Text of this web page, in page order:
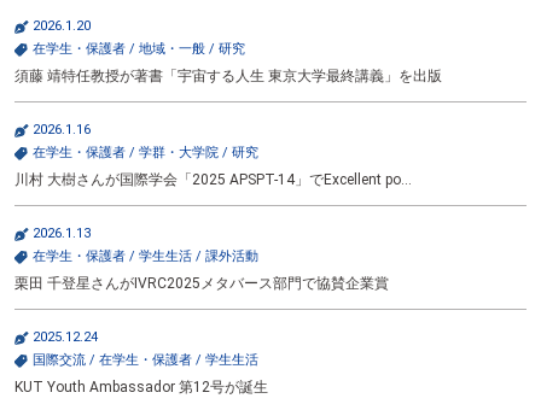
2026.1.20
在学生・保護者 / 地域・一般 / 研究
須藤 靖特任教授が著書「宇宙する人生 東京大学最終講義」を出版
2026.1.16
在学生・保護者 / 学群・大学院 / 研究
川村 大樹さんが国際学会「2025 APSPT-14」でExcellent po…
2026.1.13
在学生・保護者 / 学生生活 / 課外活動
栗田 千登星さんがIVRC2025メタバース部門で協賛企業賞
2025.12.24
国際交流 / 在学生・保護者 / 学生生活
KUT Youth Ambassador 第12号が誕生